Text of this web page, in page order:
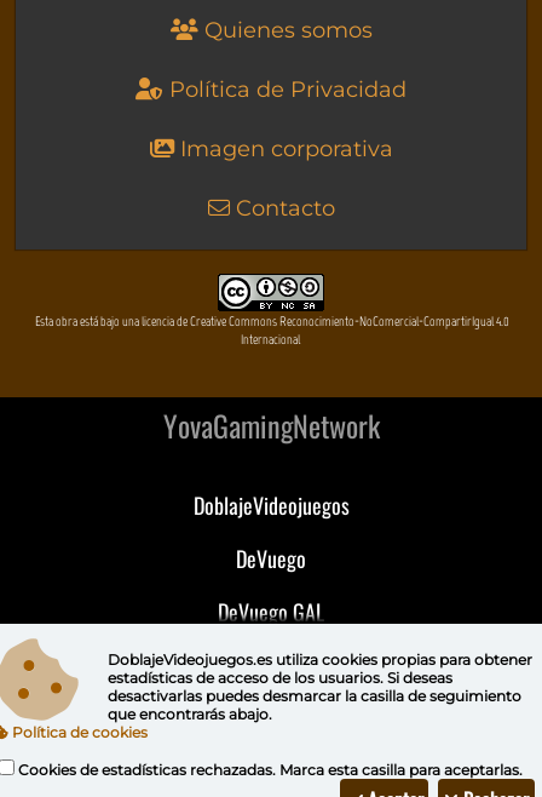
Quienes somos
Política de Privacidad
Imagen corporativa
Contacto
Esta obra está bajo una licencia de Creative Commons Reconocimiento-NoComercial-CompartirIgual 4.0
Internacional
YovaGamingNetwork
DoblajeVideojuegos
DeVuego
DeVuego GAL
DeVuego LATAM
DeVuego Portugal
DoblajeVideojuegos.es utiliza cookies propiaspara obtener
estadísticas de acceso de los usuarios. Si deseas
desactivarlas puedes desmarcar la casilla de seguimiento
que encontrarás abajo.
Política de cookies
Cookies de estadísticas rechazadas. Marca esta casilla para aceptarlas.